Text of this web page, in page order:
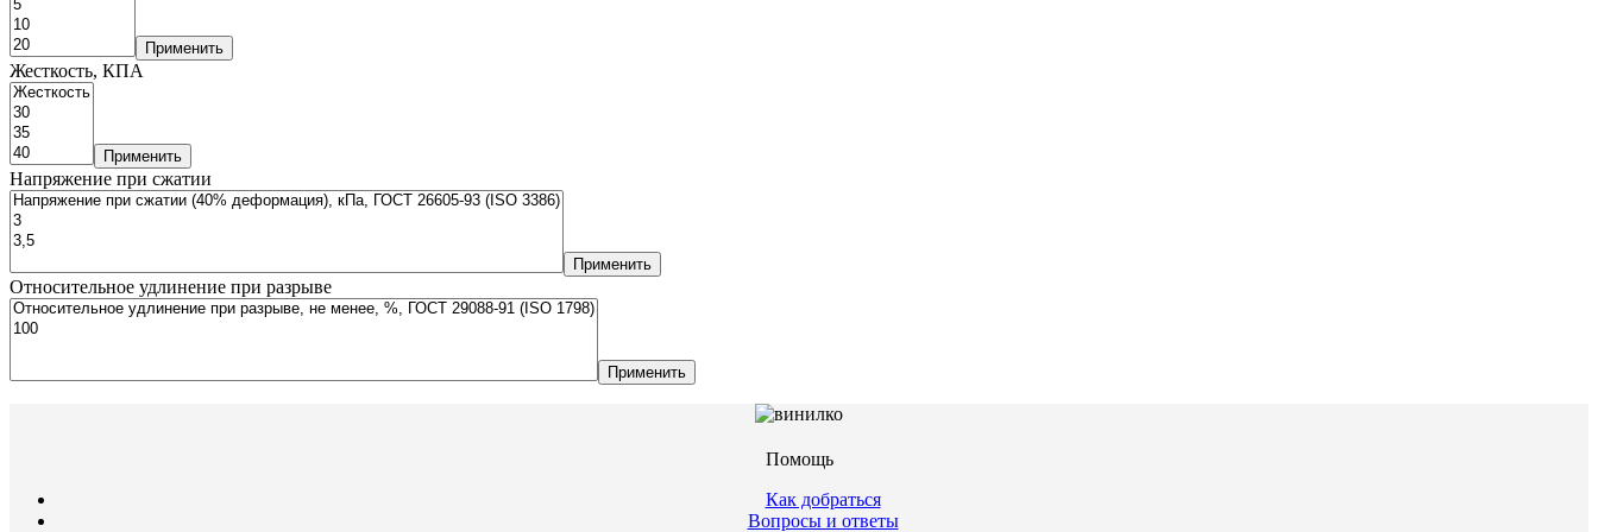
Применить
Жесткость, КПА
Применить
Напряжение при сжатии
Применить
Относительное удлинение при разрыве
Применить
Помощь
Как добраться
Вопросы и ответы